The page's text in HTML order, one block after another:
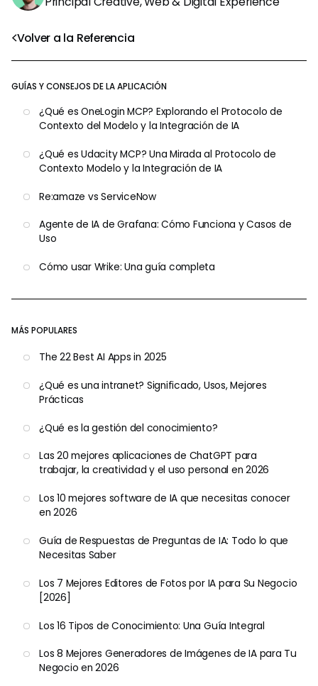
Volver a la Referencia
GUÍAS Y CONSEJOS DE LA APLICACIÓN
¿Qué es OneLogin MCP? Explorando el Protocolo de
Contexto del Modelo y la Integración de IA
¿Qué es Udacity MCP? Una Mirada al Protocolo de
Contexto Modelo y la Integración de IA
Re:amaze vs ServiceNow
Agente de IA de Grafana: Cómo Funciona y Casos de
Uso
Cómo usar Wrike: Una guía completa
MÁS POPULARES
The 22 Best AI Apps in 2025
¿Qué es una intranet? Significado, Usos, Mejores
Prácticas
¿Qué es la gestión del conocimiento?
Las 20 mejores aplicaciones de ChatGPT para
trabajar, la creatividad y el uso personal en 2026
Los 10 mejores software de IA que necesitas conocer
en 2026
Guía de Respuestas de Preguntas de IA: Todo lo que
Necesitas Saber
Los 7 Mejores Editores de Fotos por IA para Su Negocio
[2026]
Los 16 Tipos de Conocimiento: Una Guía Integral
Los 8 Mejores Generadores de Imágenes de IA para Tu
Negocio en 2026